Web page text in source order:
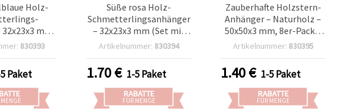
Holz-
mm,
– ideal für
& DIY
830393
Paket
Süße rosa Holz-
Schmetterlingsanhänger
– 32x23x3 mm (Set mit
20) – ideal für Basteln,
Frühlingsdeko
Artikelnummer: 830394
1.70€ 1-5 Paket
RABATTE
FÜR MENGE
Zauberhafte Holzstern-
Anhänger – Naturholz –
50x50x3 mm, 8er-Pack –
ideal für Basteln, DIY-
Geschenkverzierung
Artikelnummer: 830395
1.40€ 1-5 Paket
RABATTE
FÜR MENGE